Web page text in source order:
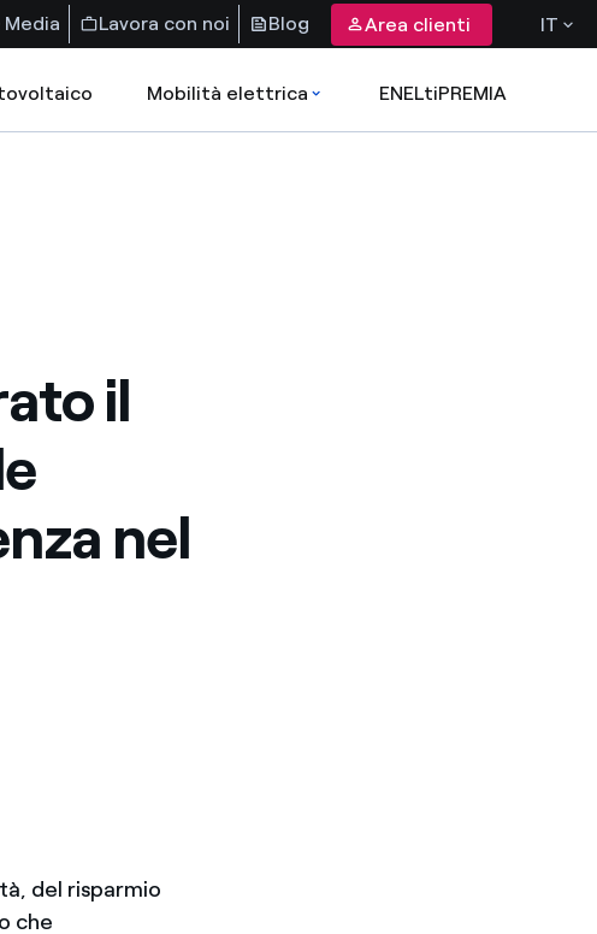
Media Lavora con noi Blog Area clienti IT
Mobilità elettrica ENELtiPREMIA
il
nel
del risparmio
che